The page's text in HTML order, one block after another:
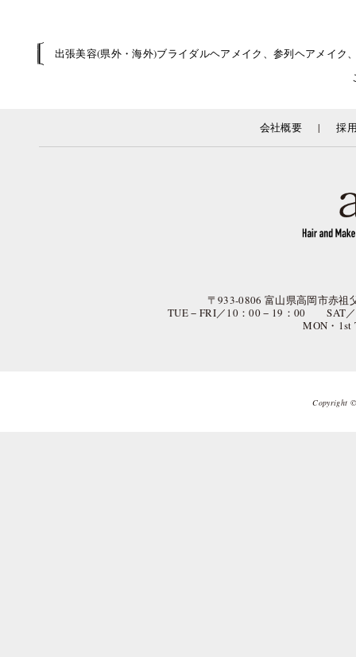
出張美容(県外・海外)ブライダルヘアメイク、参列ヘアメイ
会社概要 | 採
〒933-0806 富山県高岡市赤
TUE − FRI／10：00 − 19：00 SAT
MON・1st
Copyright